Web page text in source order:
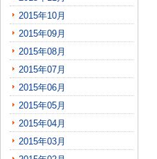
2015年10月
2015年09月
2015年08月
2015年07月
2015年06月
2015年05月
2015年04月
2015年03月